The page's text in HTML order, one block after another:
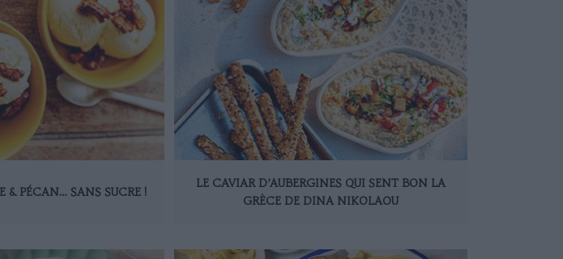
& PÉCAN… SANS SUCRE !
LE CAVIAR D’AUBERGINES QUI SENT BON LA
GRÈCE DE DINA NIKOLAOU